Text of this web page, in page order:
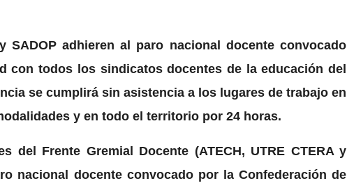
y SADOP adhieren al paro nacional docente convocado
con todos los sindicatos docentes de la educación del
se cumplirá sin asistencia a los lugares de trabajo en
y en todo el territorio por 24 horas.
del Frente Gremial Docente (ATECH, UTRE CTERA y
nacional docente convocado por la Confederación de